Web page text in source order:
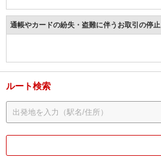
通帳やカードの紛失・盗難に伴うお取引の停止
ルート検索